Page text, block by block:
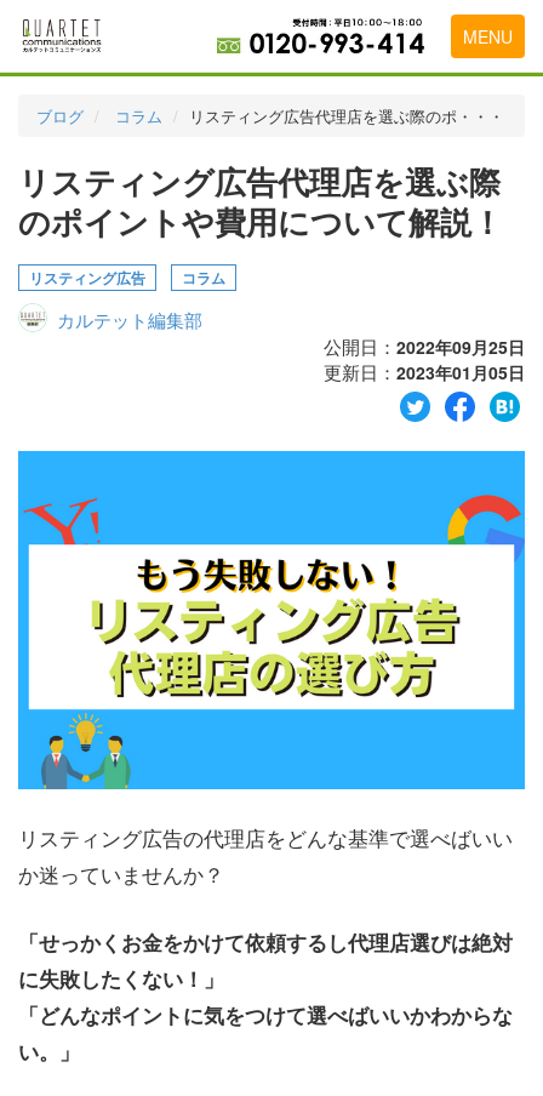
MENU
実績・お客様の声
初めて導入をお考えの方
代理店の乗り換えをお考えの方
会社概要
お問い合わせ
ブログ コラム リスティング広告代理店を選ぶ際のポ・・・
リスティング広告代理店を選ぶ際
のポイントや費用について解説！
リスティング広告 コラム
カルテット編集部
公開日： 2022年09月25日
更新日： 2023年01月05日
リスティング広告の代理店をどんな基準で選べばいい
か迷っていませんか？
「せっかくお金をかけて依頼するし代理店選びは絶対
に失敗したくない！」
「どんなポイントに気をつけて選べばいいかわからな
い。」